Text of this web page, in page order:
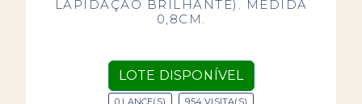
LAPIDAÇÃO BRILHANTE). MEDIDA
0,8CM.
LOTE DISPONÍVEL
0 LANCE(S) 954 VISITA(S)